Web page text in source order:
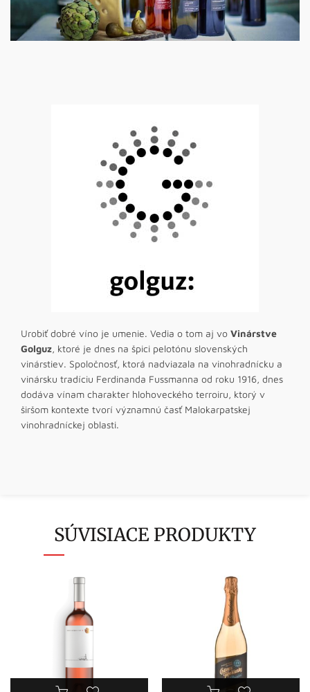
Urobiť dobré víno je umenie. Vedia o tom aj vo Vinárstve
Golguz, ktoré je dnes na špici pelotónu slovenských
vinárstiev. Spoločnosť, ktorá nadviazala na vinohradnícku a
vinársku tradíciu Ferdinanda Fussmanna od roku 1916, dnes
dodáva vínam charakter hlohoveckého terroiru, ktorý v
širšom kontexte tvorí významnú časť Malokarpatskej
vinohradníckej oblasti.
SÚVISIACE PRODUKTY